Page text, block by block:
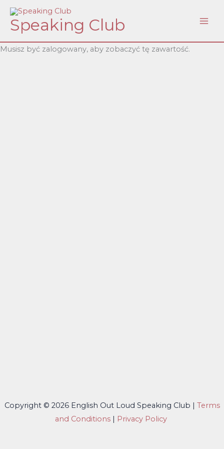
Skip
content
Speaking Club
Musisz być zalogowany, aby zobaczyć tę zawartość.
Copyright © 2026 English Out Loud Speaking Club | Terms
and Conditions | Privacy Policy